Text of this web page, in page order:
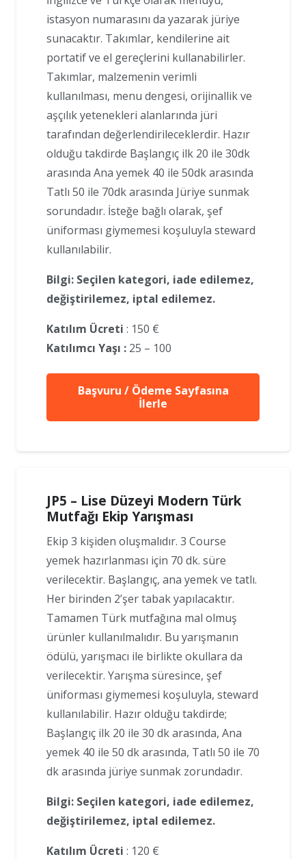
istasyon numarasını da yazarak jüriye
sunacaktır. Takımlar, kendilerine ait
portatif ve el gereçlerini kullanabilirler.
Takımlar, malzemenin verimli
kullanılması, menu dengesi, orijinallik ve
aşçılık yetenekleri alanlarında jüri
tarafından değerlendirileceklerdir. Hazır
olduğu takdirde Başlangıç ilk 20 ile 30dk
arasında Ana yemek 40 ile 50dk arasında
Tatlı 50 ile 70dk arasında Jüriye sunmak
sorundadır. İsteğe bağlı olarak, şef
üniforması giymemesi koşuluyla steward
kullanılabilir.
Bilgi: Seçilen kategori, iade edilemez,
değiştirilemez, iptal edilemez.
Katılım Ücreti : 150 €
Katılımcı Yaşı : 25 – 100
Başvuru / Ödeme Sayfasına
İlerle
JP5 – Lise Düzeyi Modern Türk
Mutfağı Ekip Yarışması
Ekip 3 kişiden oluşmalıdır. 3 Course
yemek hazırlanması için 70 dk. süre
verilecektir. Başlangıç, ana yemek ve tatlı.
Her birinden 2’şer tabak yapılacaktır.
Tamamen Türk mutfağına mal olmuş
ürünler kullanılmalıdır. Bu yarışmanın
ödülü, yarışmacı ile birlikte okullara da
verilecektir. Yarışma süresince, şef
üniforması giymemesi koşuluyla, steward
kullanılabilir. Hazır olduğu takdirde;
Başlangıç ilk 20 ile 30 dk arasında, Ana
yemek 40 ile 50 dk arasında, Tatlı 50 ile 70
dk arasında jüriye sunmak zorundadır.
Bilgi: Seçilen kategori, iade edilemez,
değiştirilemez, iptal edilemez.
Katılım Ücreti : 120 €